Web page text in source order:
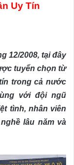
Uy Tín
12/2008, tại đây
tuyển chọn từ
trong cả nước
với đội ngũ
tình, nhân viên
lâu năm và